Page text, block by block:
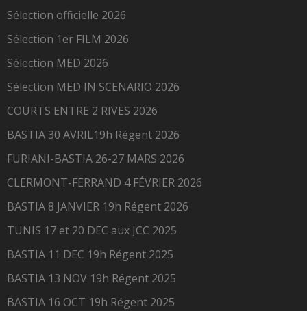
Sélection officielle 2026
Sélection 1er FILM 2026
Sélection MED 2026
Sélection MED IN SCENARIO 2026
COURTS ENTRE 2 RIVES 2026
BASTIA 30 AVRIL19h Régent 2026
FURIANI-BASTIA 26-27 MARS 2026
CLERMONT-FERRAND 4 FÉVRIER 2026
BASTIA 8 JANVIER 19h Régent 2026
TUNIS 17 et 20 DEC aux JCC 2025
BASTIA 11 DEC 19h Régent 2025
BASTIA 13 NOV 19h Régent 2025
BASTIA 16 OCT 19h Régent 2025